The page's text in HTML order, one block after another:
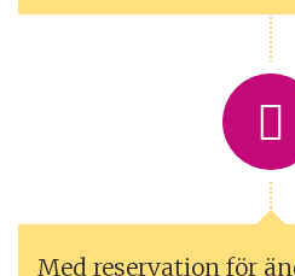
Med reservation för